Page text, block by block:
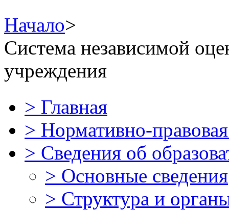
Начало>
Система независимой
учреждения
> Главная
> Нормативно-
> Сведения об
> Основные сведения
> Структура и